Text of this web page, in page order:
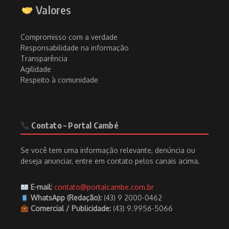
Valores
Compromisso com a verdade
Responsabilidade na informação
Transparência
Agilidade
Respeito à comunidade
Contato – Portal Cambé
Se você tem uma informação relevante, denúncia ou
deseja anunciar, entre em contato pelos canais acima.
E-mail: contato@portalcambe.com.br
WhatsApp (Redação):(43) 9 2000-0462
Comercial / Publicidade:(43) 9.9956-5066